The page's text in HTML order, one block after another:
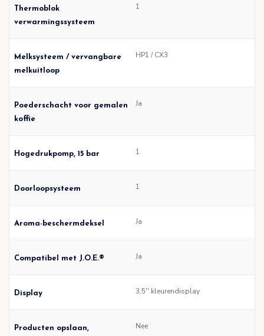
Thermoblok
verwarmingssysteem
1
Melksysteem / vervangbare
melkuitloop
HP1 / CX3
Poederschacht voor gemalen
koffie
Ja
Hogedrukpomp, 15 bar 1
Doorloopsysteem 1
Aroma-beschermdeksel Ja
Compatibel met J.O.E.® Ja
Display 3,5'' kleurendisplay
Producten opslaan, Nee